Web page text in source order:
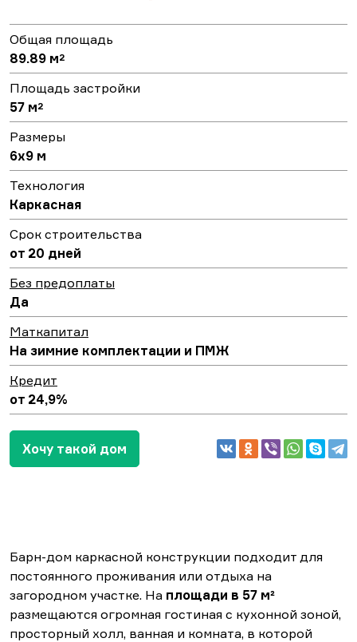
Общая площадь
89.89 м2
Площадь застройки
57 м2
Размеры
6х9 м
Технология
Каркасная
Срок строительства
от 20 дней
Без предоплаты
Да
Маткапитал
На зимние комплектации и ПМЖ
Кредит
от 24,9%
Хочу такой дом
Барн-дом каркасной конструкции подходит для
постоянного проживания или отдыха на
загородном участке. На площади в 57 м²
размещаются огромная гостиная с кухонной зоной,
просторный холл, ванная и комната, в которой